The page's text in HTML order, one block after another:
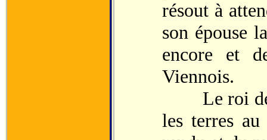
résout à
son épouse
encore et
Viennois.
Le roi de
les terres